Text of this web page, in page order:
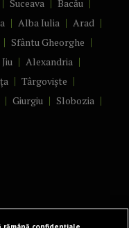
Suceava
Bacău
Alba Iulia
Arad
Sfântu Gheorghe
Alexandria
Târgoviște
Giurgiu
Slobozia